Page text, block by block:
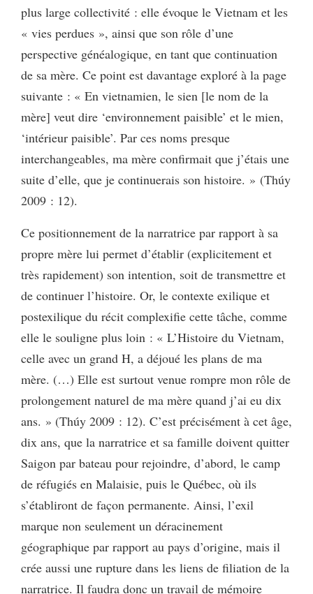
plus large collectivité : elle évoque le Vietnam et les
« vies perdues », ainsi que son rôle d’une
perspective généalogique, en tant que continuation
de sa mère. Ce point est davantage exploré à la page
suivante : « En vietnamien, le sien [le nom de la
mère] veut dire ‘environnement paisible’ et le mien,
‘intérieur paisible’. Par ces noms presque
interchangeables, ma mère confirmait que j’étais une
suite d’elle, que je continuerais son histoire. » (Thúy
2009 : 12).
Ce positionnement de la narratrice par rapport à sa
propre mère lui permet d’établir (explicitement et
très rapidement) son intention, soit de transmettre et
de continuer l’histoire. Or, le contexte exilique et
postexilique du récit complexifie cette tâche, comme
elle le souligne plus loin : « L’Histoire du Vietnam,
celle avec un grand H, a déjoué les plans de ma
mère. (…) Elle est surtout venue rompre mon rôle de
prolongement naturel de ma mère quand j’ai eu dix
ans. » (Thúy 2009 : 12). C’est précisément à cet âge,
dix ans, que la narratrice et sa famille doivent quitter
Saigon par bateau pour rejoindre, d’abord, le camp
de réfugiés en Malaisie, puis le Québec, où ils
s’établiront de façon permanente. Ainsi, l’exil
marque non seulement un déracinement
géographique par rapport au pays d’origine, mais il
crée aussi une rupture dans les liens de filiation de la
narratrice. Il faudra donc un travail de mémoire